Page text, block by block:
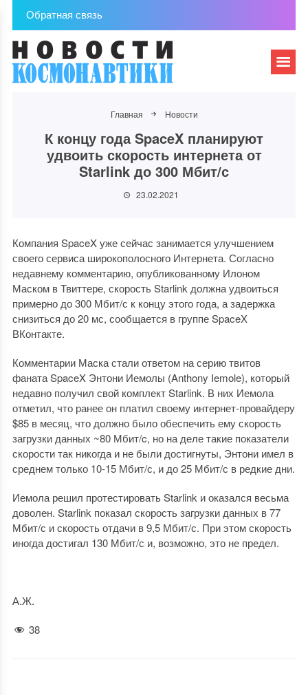
Обратная связь
Главная Новости
К концу года SpaceX планируют
удвоить скорость интернета от
Starlink до 300 Мбит/с
23.02.2021
Компания SpaceX уже сейчас занимается улучшением
своего сервиса широкополосного Интернета. Согласно
недавнему комментарию, опубликованному Илоном
Маском в Твиттере, скорость Starlink должна удвоиться
примерно до 300 Мбит/с к концу этого года, а задержка
снизиться до 20 мс, сообщается в группе SpaceX
ВКонтакте.
Комментарии Маска стали ответом на серию твитов
фаната SpaceX Энтони Иемолы (Anthony Iemole), который
недавно получил свой комплект Starlink. В них Иемола
отметил, что ранее он платил своему интернет-провайдеру
$85 в месяц, что должно было обеспечить ему скорость
загрузки данных ~80 Мбит/c, но на деле такие показатели
скорости так никогда и не были достигнуты, Энтони имел в
среднем только 10-15 Мбит/с, и до 25 Мбит/с в редкие дни.
Иемола решил протестировать Starlink и оказался весьма
доволен. Starlink показал скорость загрузки данных в 77
Мбит/с и скорость отдачи в 9,5 Мбит/с. При этом скорость
иногда достигал 130 Мбит/с и, возможно, это не предел.
А.Ж.
38